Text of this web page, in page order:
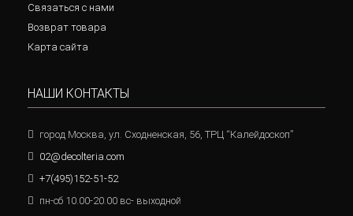
Связаться с нами
Возврат товара
Карта сайта
НАШИ КОНТАКТЫ
город Москва, ул. Сходненская, 56, ТРЦ “Калейдоскоп”
02@decolteria.com
+7(495)152-51-52
пн-сб 10.00-20.00 вс- выходной